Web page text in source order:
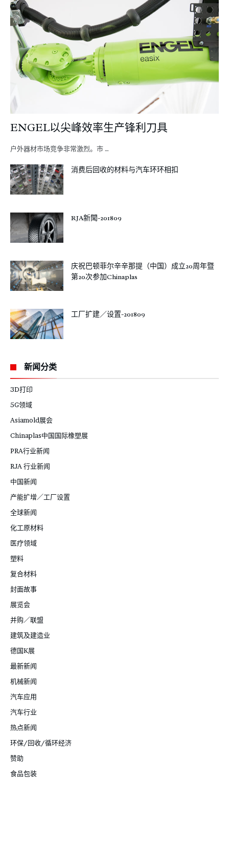
ENGEL以尖峰效率生产锋利刀具
户外器材市场竞争非常激烈。市 …
消费后回收的材料与汽车环环相扣
RJA新聞-201809
庆祝巴顿菲尔辛辛那提（中国）成立20周年暨
第20次参加Chinaplas
工厂扩建／设置-201809
新闻分类
3D打印
5G领域
Asiamold展会
Chinaplas中国国际橡塑展
PRA行业新闻
RJA 行业新闻
中国新闻
产能扩增／工厂设置
全球新闻
化工原材料
医疗领域
塑料
复合材料
封面故事
展览会
并购／联盟
建筑及建造业
德国K展
最新新闻
机械新闻
汽车应用
汽车行业
热点新闻
环保/回收/循环经济
赞助
食品包装